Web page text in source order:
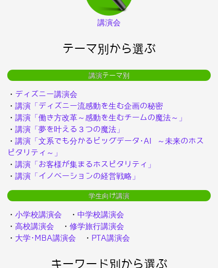
講演会
テーマ別から選ぶ
講演テーマ別
・ ディズニー講演会
・ 講演「ディズニー流感動を生む企画の秘密
・ 講演「働き方改革～感動を生むチームの魔法～」
・ 講演「夢を叶える３つの魔法」
・ 講演「文系でも分かるビッグデータ･AI ～未来のホス
ピタリティ～」
・ 講演「お客様が集まるホスピタリティ」
・ 講演「イノベーションの経営戦略」
学生向け講演
・ 小学校講演会 ・ 中学校講演会
・ 高校講演会 ・ 修学旅行講演会
・ 大学･MBA講演会 ・ PTA講演会
キーワード別から選ぶ